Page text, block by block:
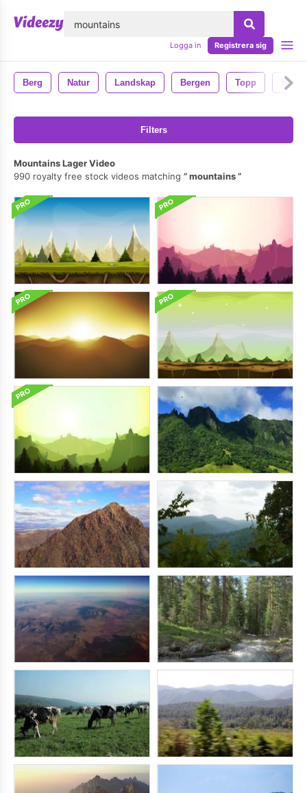
Logga in Registrera sig
Berg Natur Landskap Bergen Topp
Filters
Mountains Lager Video
990 royalty free stock videos matching
mountains